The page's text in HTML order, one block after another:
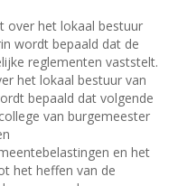
over het lokaal bestuur
wordt bepaald dat de
reglementen vaststelt.
het lokaal bestuur van
bepaald dat volgende
van burgemeester
en het
het heffen van de